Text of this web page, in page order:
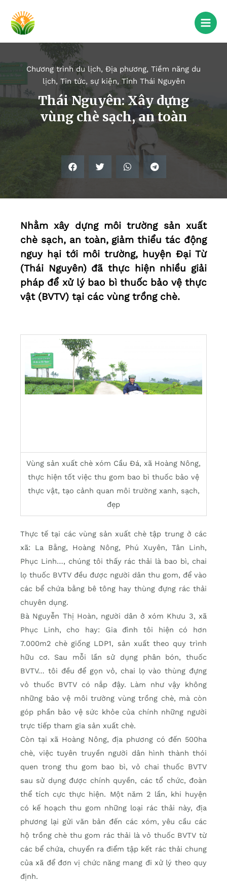
Chương trình du lịch, Địa phương, Tiềm năng du
lịch, Tin tức, sự kiện,Tỉnh Thái Nguyên
Thái Nguyên: Xây dựng
vùng chè sạch, an toàn
Nhằm xây dựng môi trường sản xuất
chè sạch, an toàn, giảm thiểu tác động
nguy hại tới môi trường, huyện Đại Từ
(Thái Nguyên) đã thực hiện nhiều giải
pháp để xử lý bao bì thuốc bảo vệ thực
vật (BVTV) tại các vùng trồng chè.
Vùng sản xuất chè xóm Cầu Đá, xã Hoàng Nông,
thực hiện tốt việc thu gom bao bì thuốc bảo vệ
thực vật, tạo cảnh quan môi trường xanh, sạch,
đẹp
Thực tế tại các vùng sản xuất chè tập trung ở các
xã: La Bằng, Hoàng Nông, Phú Xuyên, Tân Linh,
Phục Linh…, chúng tôi thấy rác thải là bao bì, chai
lọ thuốc BVTV đều được người dân thu gom, để vào
các bể chứa bằng bê tông hay thùng đựng rác thải
chuyên dụng.
Bà Nguyễn Thị Hoàn, người dân ở xóm Khưu 3, xã
Phục Linh, cho hay: Gia đình tôi hiện có hơn
7.000m2 chè giống LDP1, sản xuất theo quy trình
hữu cơ. Sau mỗi lần sử dụng phân bón, thuốc
BVTV… tôi đều để gọn vỏ, chai lọ vào thùng đựng
vỏ thuốc BVTV có nắp đậy. Làm như vậy không
những bảo vệ môi trường vùng trồng chè, mà còn
góp phần bảo vệ sức khỏe của chính những người
trực tiếp tham gia sản xuất chè.
Còn tại xã Hoàng Nông, địa phương có đến 500ha
chè, việc tuyên truyền người dân hình thành thói
quen trong thu gom bao bì, vỏ chai thuốc BVTV
sau sử dụng được chính quyền, các tổ chức, đoàn
thể tích cực thực hiện. Một năm 2 lần, khi huyện
có kế hoạch thu gom những loại rác thải này, địa
phương lại gửi văn bản đến các xóm, yêu cầu các
hộ trồng chè thu gom rác thải là vỏ thuốc BVTV từ
các bể chứa, chuyển ra điểm tập kết rác thải chung
của xã để đơn vị chức năng mang đi xử lý theo quy
định.